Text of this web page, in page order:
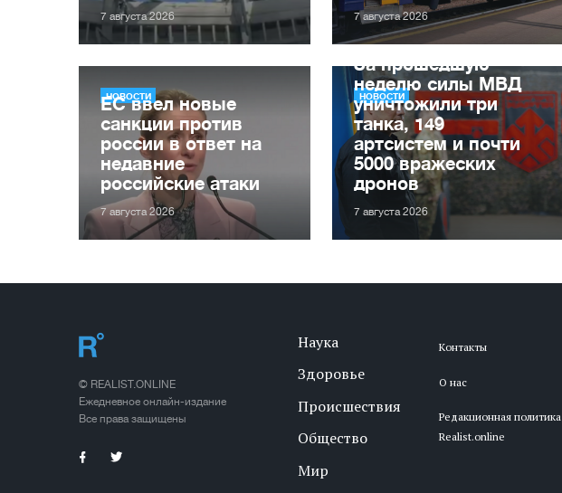
7 августа 2026 7 августа 2026
НОВОСТИ
ЕС ввел новые
санкции против
россии в ответ на
недавние
российские атаки
7 августа 2026
НОВОСТИ
За прошедшую
неделю силы МВД
уничтожили три
танка, 149
артсистем и почти
5000 вражеских
дронов
7 августа 2026
© REALIST.ONLINE
Ежедневное онлайн-издание
Все права защищены
Наука
Здоровье
Происшествия
Общество
Мир
Контакты
О нас
Редакционная политика
Realist.online